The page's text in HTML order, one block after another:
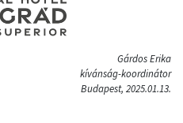
Gárdos Erika
kívánság-koordinátor
Budapest, 2025.01.13.